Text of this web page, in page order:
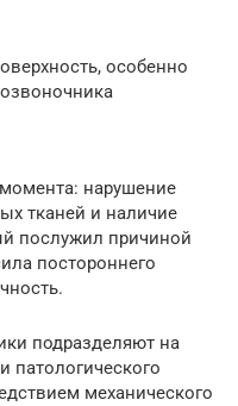
особенно
нарушение
тканей и наличие
послужил причиной
постороннего
подразделяют на
патологического
механического